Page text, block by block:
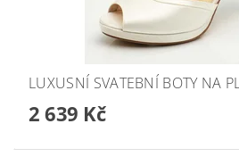
LUXUSNÍ SVATEBNÍ BOTY NA
2 639 Kč